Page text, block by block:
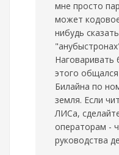
мне просто
может
нибудь
Наговаривать
этого
Билайна по
земля. Если
ЛИСа,
операторам -
руководства